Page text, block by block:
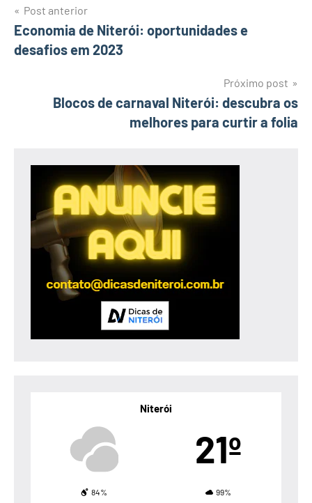
Navegação
de
Post anterior
Economia de Niterói: oportunidades e
desafios em 2023
Próximo post
Blocos de carnaval Niterói: descubra os
melhores para curtir a folia
Niterói
21º
84% 99%